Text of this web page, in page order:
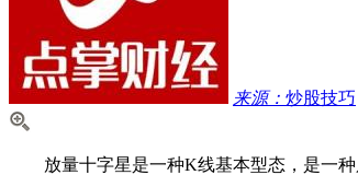
来源： 炒股技巧
放量十字星是一种K线基本型态，是一种